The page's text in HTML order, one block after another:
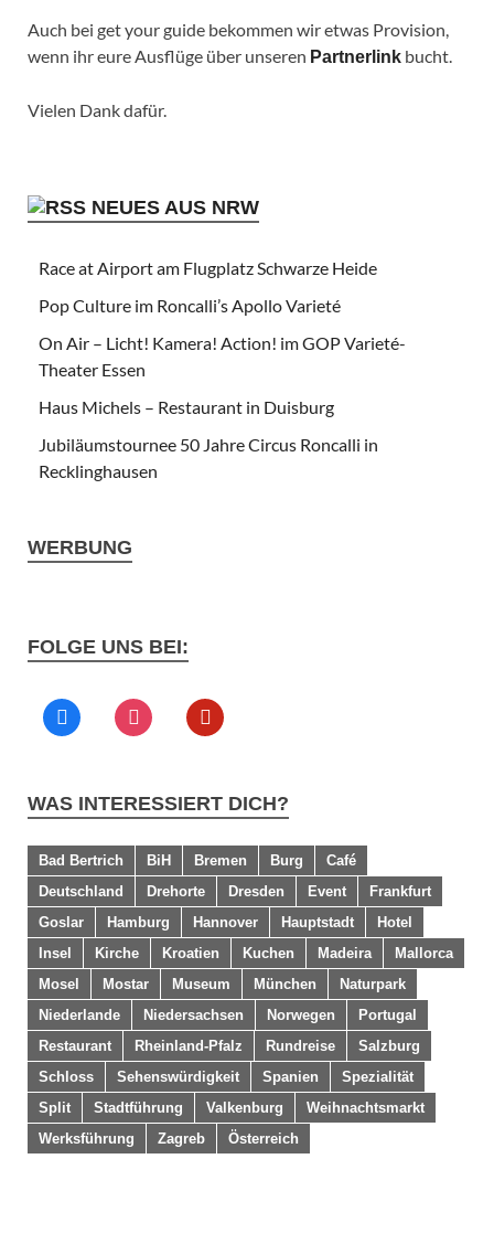
Auch bei get your guide bekommen wir etwas Provision,
wenn ihr eure Ausflüge über unseren Partnerlink bucht.
Vielen Dank dafür.
NEUES AUS NRW
Race at Airport am Flugplatz Schwarze Heide
Pop Culture im Roncalli’s Apollo Varieté
On Air – Licht! Kamera! Action! im GOP Varieté-
Theater Essen
Haus Michels – Restaurant in Duisburg
Jubiläumstournee 50 Jahre Circus Roncalli in
Recklinghausen
WERBUNG
FOLGE UNS BEI:
WAS INTERESSIERT DICH?
Bad Bertrich BiH Bremen Burg
Café
Deutschland
Drehorte Dresden Event
Frankfurt
Goslar
Hamburg Hannover Hauptstadt
Hotel
Insel
Kirche Kroatien Kuchen Madeira
Mallorca
Mosel
Mostar Museum München
Naturpark
Niederlande
Niedersachsen Norwegen
Portugal
Restaurant
Rheinland-Pfalz Rundreise
Salzburg
Schloss
Sehenswürdigkeit Spanien
Spezialität
Split
Stadtführung Valkenburg
Weihnachtsmarkt
Werksführung
Zagreb Österreich